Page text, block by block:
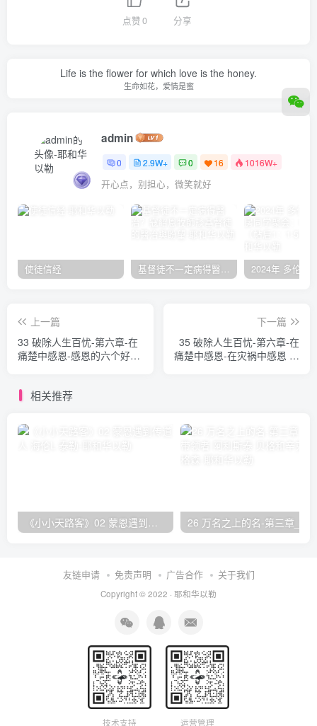
点赞0 分享
Life is the flower for which love is the honey.
生命如花，爱情是蜜
admin
0 2.9W+ 0 16 1016W+
开心点，别担心，微笑就好
使徒信经 基督徒不一定病得醫治？寇紹恩牧師談基督徒的醫治與盼望
上一篇
33 破除人生百忧-第六章-在
痛楚中感恩-感恩的六个好处
下一篇
35 破除人生百忧-第六章-在
痛楚中感恩-在灾祸中感恩 大
相关推荐
《小小天路客》02 蒙恩遇到传道人 海伦L·泰勒
友链申请 免责声明 广告合作 关于我们
Copyright © 2022 · 耶和华以勒
技术支持 运营管理